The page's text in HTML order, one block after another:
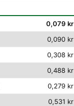
0,079 kr
0,090 kr
0,308 kr
0,488 kr
0,279 kr
0,531 kr